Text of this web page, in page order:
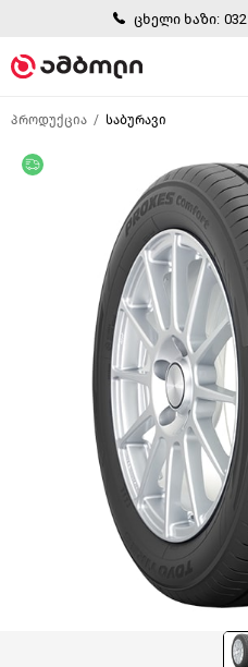
ცხელი ხაზი:
პროდუქცია საბურავი